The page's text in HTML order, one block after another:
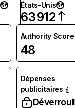
États-Unis
63 912
Authority Score
48
Dépenses
publicitaires